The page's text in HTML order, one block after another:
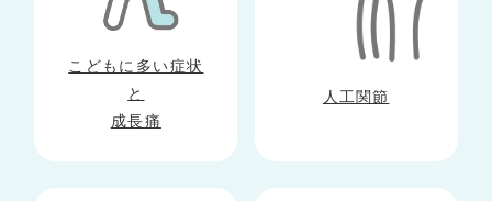
こどもに多い症状
と
成長痛
人工関節